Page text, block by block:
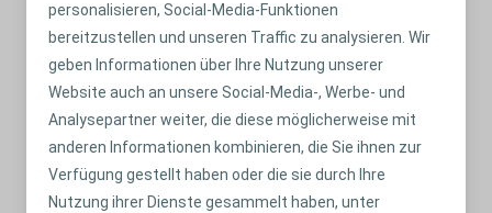
personalisieren, Social-Media-Funktionen
bereitzustellen und unseren Traffic zu analysieren. Wir
geben Informationen über Ihre Nutzung unserer
Website auch an unsere Social-Media-, Werbe- und
Analysepartner weiter, die diese möglicherweise mit
anderen Informationen kombinieren, die Sie ihnen zur
Verfügung gestellt haben oder die sie durch Ihre
Nutzung ihrer Dienste gesammelt haben, unter
Holen Sie sich den Hilfsmittel-Pass